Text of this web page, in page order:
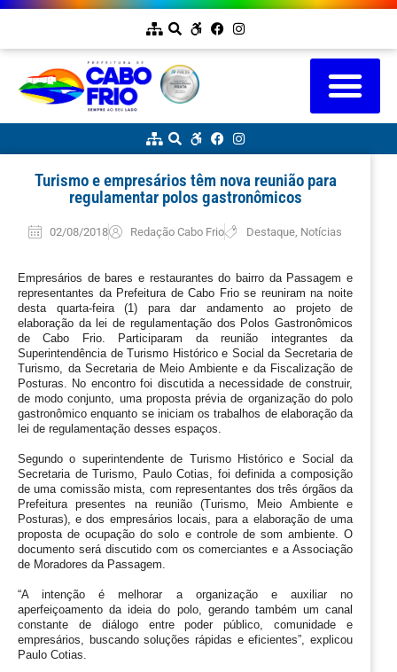
Turismo e empresários têm nova reunião para
regulamentar polos gastronômicos
02/08/2018 Redação Cabo Frio Destaque, Notícias
Empresários de bares e restaurantes do bairro da Passagem e
representantes da Prefeitura de Cabo Frio se reuniram na noite
desta quarta-feira (1) para dar andamento ao projeto de
elaboração da lei de regulamentação dos Polos Gastronômicos
de Cabo Frio. Participaram da reunião integrantes da
Superintendência de Turismo Histórico e Social da Secretaria de
Turismo, da Secretaria de Meio Ambiente e da Fiscalização de
Posturas. No encontro foi discutida a necessidade de construir,
de modo conjunto, uma proposta prévia de organização do polo
gastronômico enquanto se iniciam os trabalhos de elaboração da
lei de regulamentação desses espaços.
Segundo o superintendente de Turismo Histórico e Social da
Secretaria de Turismo, Paulo Cotias, foi definida a composição
de uma comissão mista, com representantes dos três órgãos da
Prefeitura presentes na reunião (Turismo, Meio Ambiente e
Posturas), e dos empresários locais, para a elaboração de uma
proposta de ocupação do solo e controle de som ambiente. O
documento será discutido com os comerciantes e a Associação
de Moradores da Passagem.
“A intenção é melhorar a organização e auxiliar no
aperfeiçoamento da ideia do polo, gerando também um canal
constante de diálogo entre poder público, comunidade e
empresários, buscando soluções rápidas e eficientes”, explicou
Paulo Cotias.